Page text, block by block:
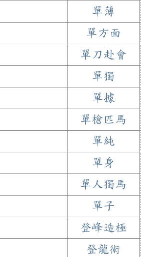
單薄
單方面
單刀赴會
單獨
單據
單槍匹馬
單純
單身
單人獨馬
單子
登峰造極
登龍術